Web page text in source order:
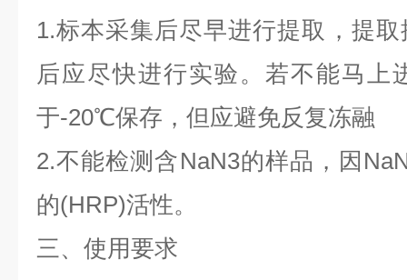
1.标本采集后尽早进行提取，提
后应尽快进行实验。若不能马上
于-20℃保存，但应避免反复冻融
2.不能检测含NaN3的样品，因
的(HRP)活性。
三、使用要求